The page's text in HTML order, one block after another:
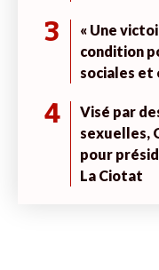
3
« Une
condition
sociales et
4
Visé par
sexuelles,
pour
La Ciotat